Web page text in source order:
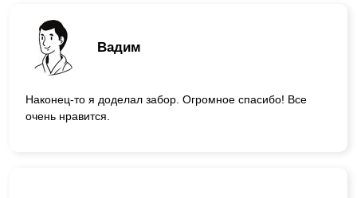
Вадим
Наконец-то я доделал забор. Огромное спасибо! Все
очень нравится.